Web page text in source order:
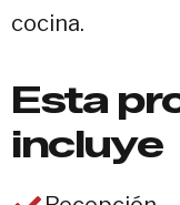
cocina.
Esta
incluye